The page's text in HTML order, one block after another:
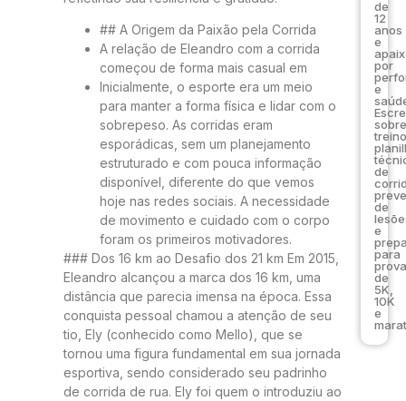
## A Origem da Paixão pela Corrida
A relação de Eleandro com a corrida
começou de forma mais casual em
Inicialmente, o esporte era um meio
para manter a forma física e lidar com o
sobrepeso. As corridas eram
esporádicas, sem um planejamento
estruturado e com pouca informação
disponível, diferente do que vemos
hoje nas redes sociais. A necessidade
de movimento e cuidado com o corpo
foram os primeiros motivadores.
### Dos 16 km ao Desafio dos 21 km Em 2015,
Eleandro alcançou a marca dos 16 km, uma
distância que parecia imensa na época. Essa
conquista pessoal chamou a atenção de seu
tio, Ely (conhecido como Mello), que se
tornou uma figura fundamental em sua jornada
esportiva, sendo considerado seu padrinho
de corrida de rua. Ely foi quem o introduziu ao
de
12
anos
e
por
e
sobre
de
de
e
para
de
5K,
10K
e